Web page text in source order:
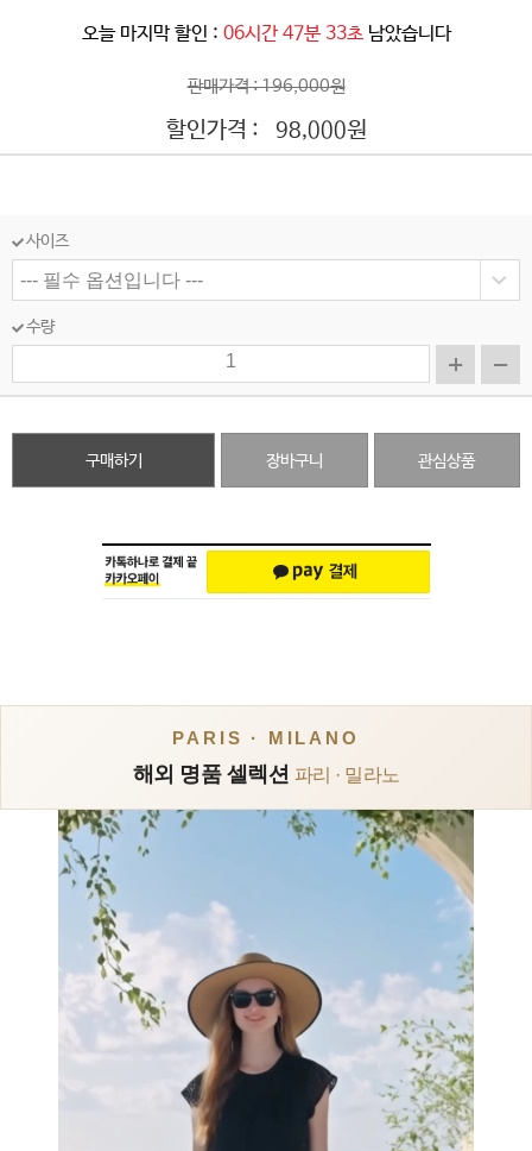
오늘 마지막 할인 : 06시간 47분 31초 남았습니다
판매가격 : 196,000원
할인가격 : 98,000원
사이즈
수량
구매하기 장바구니 관심상품
PARIS · MILANO
해외 명품 셀렉션 파리 · 밀라노